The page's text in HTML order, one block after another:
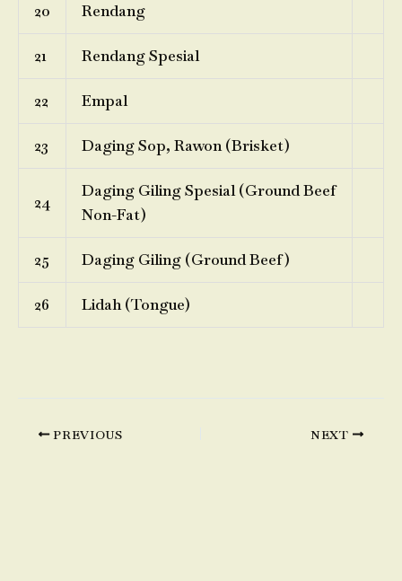
20 Rendang
21 Rendang Spesial
22 Empal
23 Daging Sop, Rawon (Brisket)
24
Daging Giling Spesial (Ground Beef
Non-Fat)
25 Daging Giling (Ground Beef)
26 Lidah (Tongue)
PREVIOUS NEXT